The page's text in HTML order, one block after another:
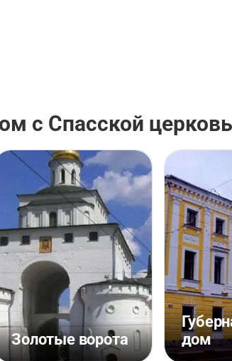
с Спасской церковь
Золотые ворота
дом